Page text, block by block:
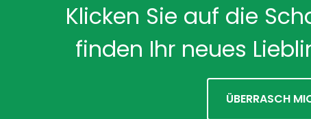
Klicken Sie auf die
finden Ihr neues
ÜBERRASCH